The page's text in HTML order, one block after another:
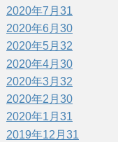
2020年7月 31
2020年6月 30
2020年5月 32
2020年4月 30
2020年3月 32
2020年2月 30
2020年1月 31
2019年12月 31